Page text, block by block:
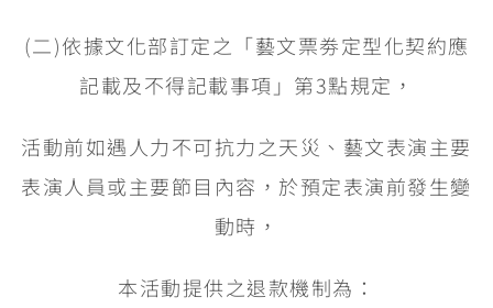
(二)依據文化部訂定之「藝文票劵定型化契約應
記載及不得記載事項」第3點規定，
活動前如遇人力不可抗力之天災、藝文表演主要
表演人員或主要節目內容，於預定表演前發生變
動時，
本活動提供之退款機制為：